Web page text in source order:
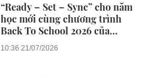
“Ready – Set – Sync” cho năm
học mới cùng chương trình
Back To School 2026 của
Huawei
10:36 21/07/2026